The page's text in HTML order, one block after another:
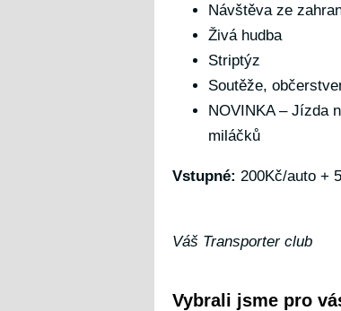
Návštěva ze
Živá hudba
Striptýz
Soutěže,
NOVINKA – Jízda
miláčků
Vstupné: 200Kč/auto +
Váš Transporter club
Vybrali jsme pro